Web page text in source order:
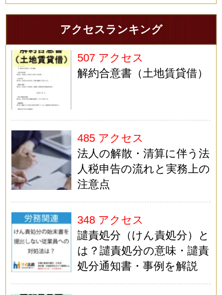
アクセスランキング
507 アクセス
解約合意書（土地賃貸借）
485 アクセス
法人の解散・清算に伴う法
人税申告の流れと実務上の
注意点
348 アクセス
譴責処分（けん責処分）と
は？譴責処分の意味・譴責
処分通知書・事例を解説